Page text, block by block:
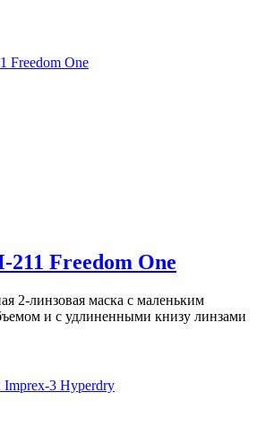
Freedom One
2-линзовая маска с маленьким
и с удлиненными книзу линзами